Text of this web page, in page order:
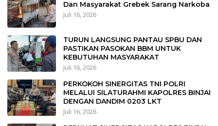
Dan Masyarakat Grebek Sarang Narkoba
Juli 16, 2026
TURUN LANGSUNG PANTAU SPBU DAN
PASTIKAN PASOKAN BBM UNTUK
KEBUTUHAN MASYARAKAT
Juli 16, 2026
PERKOKOH SINERGITAS TNI POLRI
MELALUI SILATURAHMI KAPOLRES BINJAI
DENGAN DANDIM 0203 LKT
Juli 16, 2026